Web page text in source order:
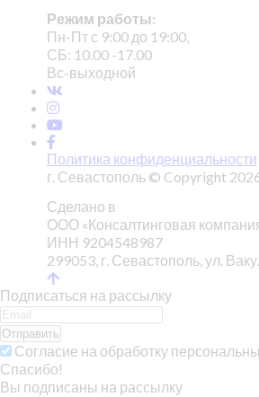
Режим работы:
Пн-Пт с 9:00 до 19:00,
СБ: 10.00 -17.00
Вс-выходной
Политика конфиденциальности
г. Севастополь © Copyright
Сделано в
ООО «Консалтинговая
ИНН 9204548987
299053, г. Севастополь, ул.
Подписаться на рассылку
Отправить
Согласие на обработку
Спасибо!
Вы подписаны на рассылку